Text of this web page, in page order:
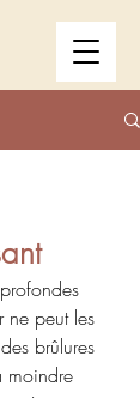
ne peut les
brûlures
moindre